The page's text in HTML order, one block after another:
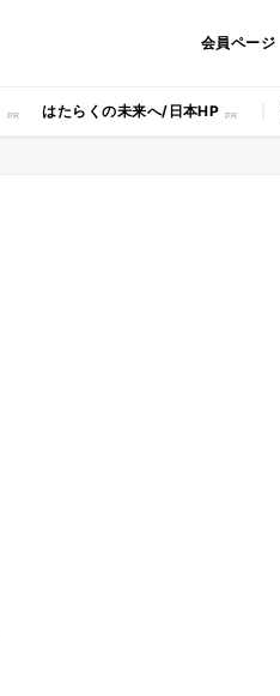
会員ページ
はたらくの未来へ/日本HP